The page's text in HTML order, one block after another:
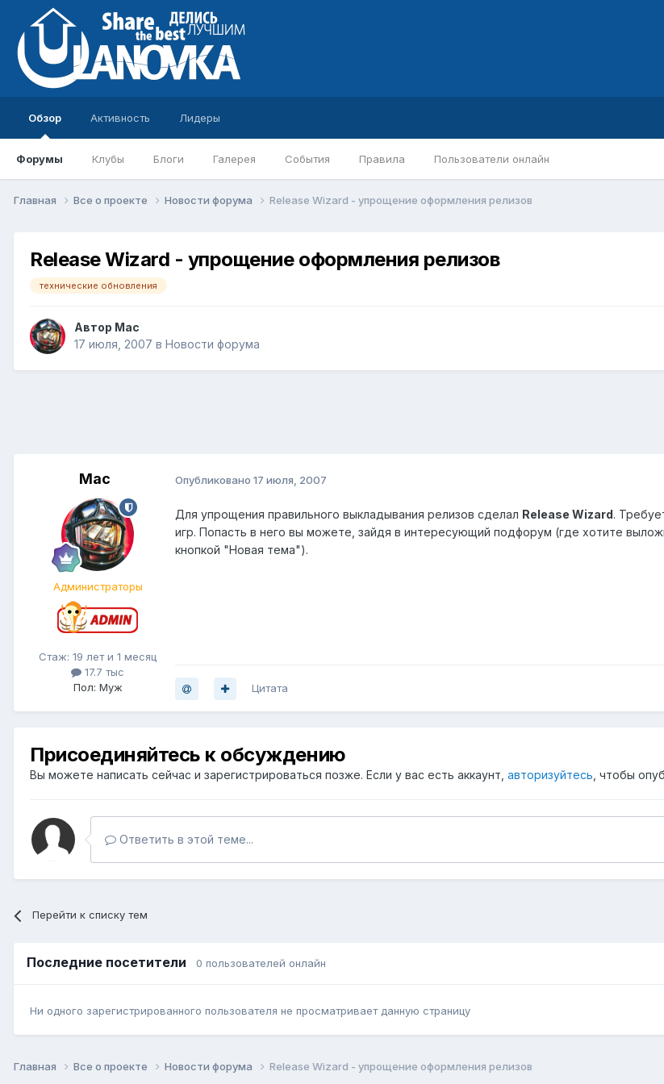
Обзор
Форумы Клубы Блоги Галерея События Правила Пользователи онлайн
Активность Лидеры
Главная Все о проекте Новости форума Release Wizard - упрощение оформления релизов
Release Wizard - упрощение оформления релизов
технические обновления
Автор Mac
17 июля, 2007 в Новости форума
Mac
Администраторы
Стаж: 19 лет и 1 месяц
17.7 тыс
Пол: Муж
Опубликовано 17 июля, 2007
Для упрощения правильного выкладывания релизов сделал Release Wizard.
игр. Попасть в него вы можете, зайдя в интересующий подфорум (где хотите
кнопкой "Новая тема").
Цитата
Присоединяйтесь к обсуждению
Вы можете написать сейчас и зарегистрироваться позже. Если у вас есть аккаунт, авторизуйтесь , чтобы
Ответить в этой теме...
Перейти к списку тем
Последние посетители 0 пользователей онлайн
Ни одного зарегистрированного пользователя не просматривает данную страницу
Главная Все о проекте Новости форума Release Wizard - упрощение оформления релизов